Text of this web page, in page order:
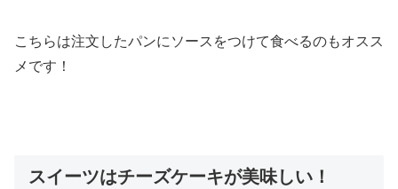
こちらは注文したパンにソースをつけて食べるのもオスス
メです！
スイーツはチーズケーキが美味しい！